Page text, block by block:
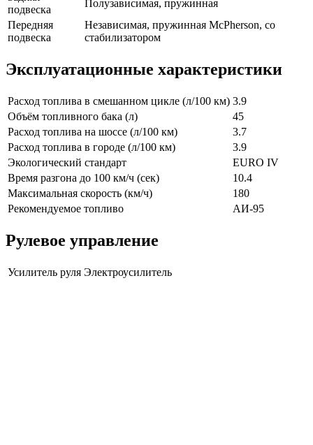
подвеска
Полузависимая, пружинная
Передняя
подвеска
Независимая, пружинная McPherson, со
стабилизатором
Эксплуатационные характеристики
Расход топлива в смешанном цикле (л/100 км) 3.9
Объём топливного бака (л)
45
Расход топлива на шоссе (л/100 км)
3.7
Расход топлива в городе (л/100 км)
3.9
Экологический стандарт
EURO IV
Время разгона до 100 км/ч (сек)
10.4
Максимальная скорость (км/ч)
180
Рекомендуемое топливо
АИ-95
Рулевое управление
Усилитель руля Электроусилитель